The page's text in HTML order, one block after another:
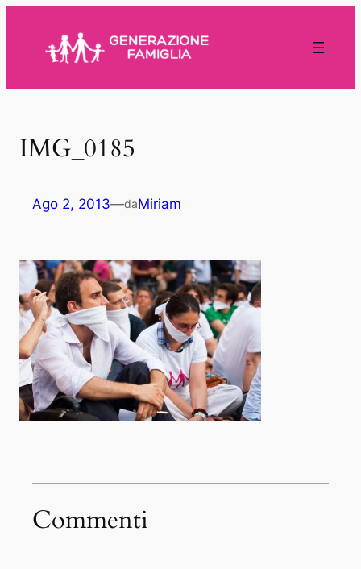
contenuto
IMG_0185
Ago 2, 2013—daMiriam
Commenti